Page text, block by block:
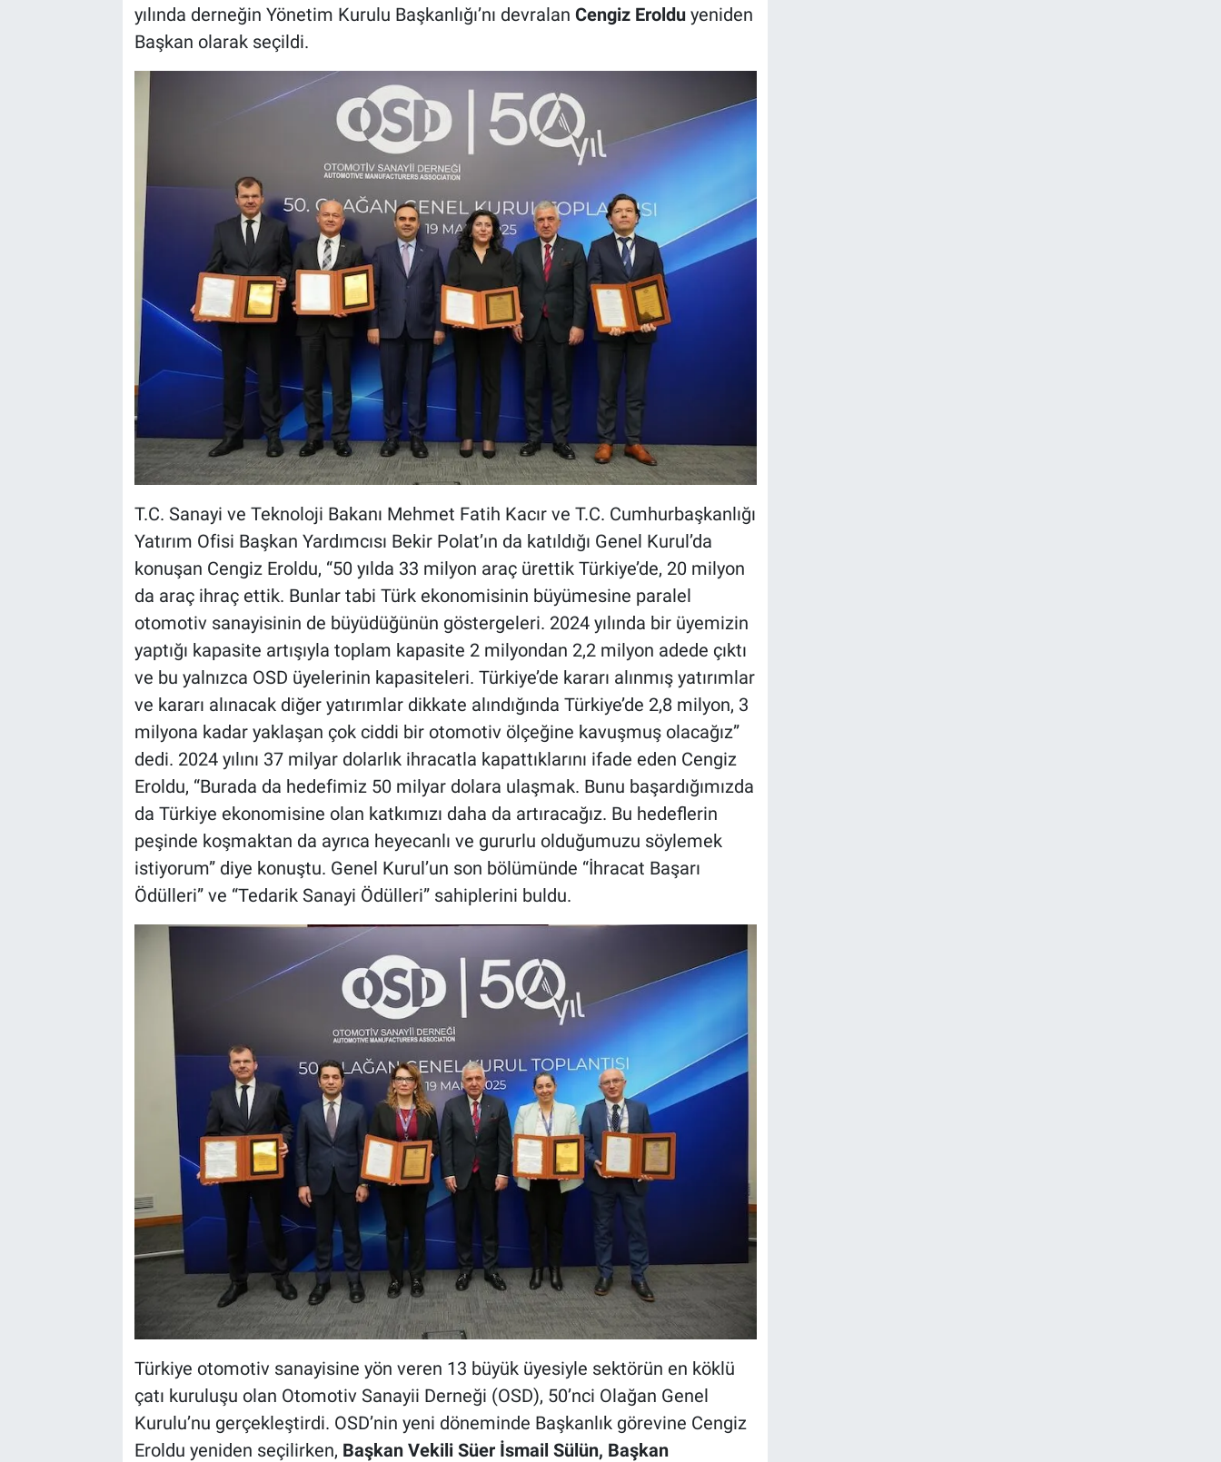
yılında derneğin Yönetim Kurulu Başkanlığı’nı devralan Cengiz Erolduyeniden
Başkan olarak seçildi.
T.C. Sanayi ve Teknoloji Bakanı Mehmet Fatih Kacır ve T.C. Cumhurbaşkanlığı
Yatırım Ofisi Başkan Yardımcısı Bekir Polat’ın da katıldığı Genel Kurul’da
konuşan Cengiz Eroldu, “50 yılda 33 milyon araç ürettik Türkiye’de, 20 milyon
da araç ihraç ettik. Bunlar tabi Türk ekonomisinin büyümesine paralel
otomotiv sanayisinin de büyüdüğünün göstergeleri. 2024 yılında bir üyemizin
yaptığı kapasite artışıyla toplam kapasite 2 milyondan 2,2 milyon adede çıktı
ve bu yalnızca OSD üyelerinin kapasiteleri. Türkiye’de kararı alınmış yatırımlar
ve kararı alınacak diğer yatırımlar dikkate alındığında Türkiye’de 2,8 milyon, 3
milyona kadar yaklaşan çok ciddi bir otomotiv ölçeğine kavuşmuş olacağız”
dedi. 2024 yılını 37 milyar dolarlık ihracatla kapattıklarını ifade eden Cengiz
Eroldu, “Burada da hedefimiz 50 milyar dolara ulaşmak. Bunu başardığımızda
da Türkiye ekonomisine olan katkımızı daha da artıracağız. Bu hedeflerin
peşinde koşmaktan da ayrıca heyecanlı ve gururlu olduğumuzu söylemek
istiyorum” diye konuştu. Genel Kurul’un son bölümünde “İhracat Başarı
Ödülleri” ve “Tedarik Sanayi Ödülleri” sahiplerini buldu.
Türkiye otomotiv sanayisine yön veren 13 büyük üyesiyle sektörün en köklü
çatı kuruluşu olan Otomotiv Sanayii Derneği (OSD), 50’nci Olağan Genel
Kurulu’nu gerçekleştirdi. OSD’nin yeni döneminde Başkanlık görevine Cengiz
Eroldu yeniden seçilirken, Başkan Vekili Süer İsmail Sülün, Başkan